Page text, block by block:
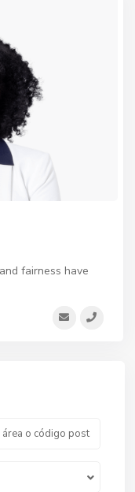
fairness have